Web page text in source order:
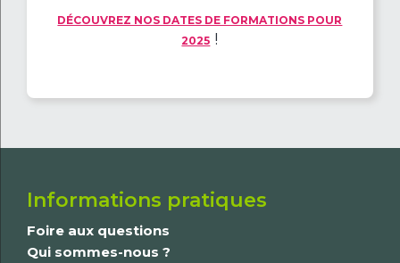
DÉCOUVREZ NOS DATES DE FORMATIONS POUR
2025 !
Informations pratiques
Foire aux questions
Qui sommes-nous ?